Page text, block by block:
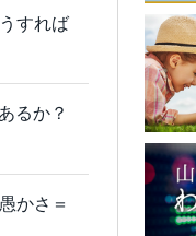
すれば
るか？
かさ＝